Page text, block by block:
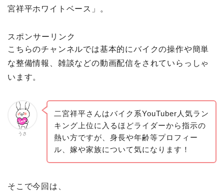
宮祥平ホワイトベース」。
スポンサーリンク
こちらのチャンネルでは基本的にバイクの操作や簡単
な整備情報、雑談などの動画配信をされていらっしゃ
います。
うさ
二宮祥平さんはバイク系YouTuber人気ラン
キング上位に入るほどライダーから指示の
熱い方ですが、身長や年齢等プロフィー
ル、嫁や家族について気になります！
そこで今回は、